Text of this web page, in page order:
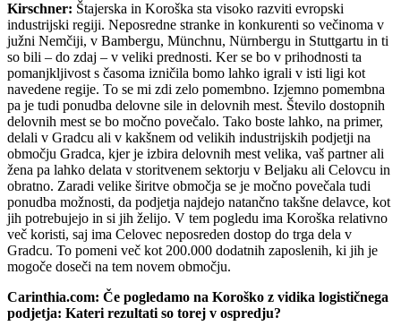
Kirschner: Štajerska in Koroška sta visoko razviti evropski
industrijski regiji. Neposredne stranke in konkurenti so večinoma v
južni Nemčiji, v Bambergu, Münchnu, Nürnbergu in Stuttgartu in ti
so bili – do zdaj – v veliki prednosti. Ker se bo v prihodnosti ta
pomanjkljivost s časoma izničila bomo lahko igrali v isti ligi kot
navedene regije. To se mi zdi zelo pomembno. Izjemno pomembna
pa je tudi ponudba delovne sile in delovnih mest. Število dostopnih
delovnih mest se bo močno povečalo. Tako boste lahko, na primer,
delali v Gradcu ali v kakšnem od velikih industrijskih podjetji na
območju Gradca, kjer je izbira delovnih mest velika, vaš partner ali
žena pa lahko delata v storitvenem sektorju v Beljaku ali Celovcu in
obratno. Zaradi velike širitve območja se je močno povečala tudi
ponudba možnosti, da podjetja najdejo natančno takšne delavce, kot
jih potrebujejo in si jih želijo. V tem pogledu ima Koroška relativno
več koristi, saj ima Celovec neposreden dostop do trga dela v
Gradcu. To pomeni več kot 200.000 dodatnih zaposlenih, ki jih je
mogoče doseči na tem novem območju.
Carinthia.com: Če pogledamo na Koroško z vidika logističnega
podjetja: Kateri rezultati so torej v ospredju?